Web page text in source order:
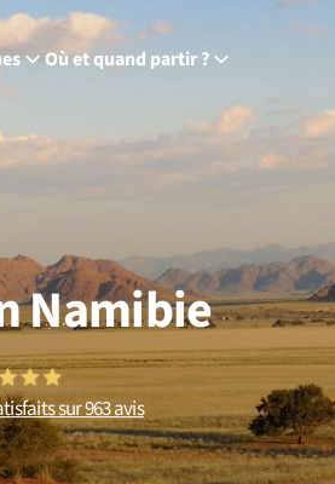
Où et quand partir ?
Namibie
sur 963 avis